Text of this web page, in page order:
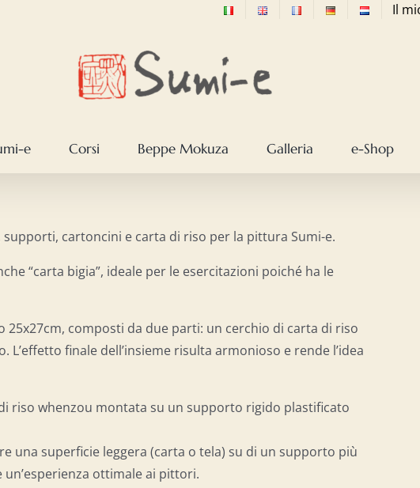
Il
e Corsi Beppe Mokuza Galleria e-Shop
cartoncini e carta di riso per la pittura Sumi-e.
“carta bigia”, ideale per le esercitazioni poiché ha le
composti da due parti: un cerchio di carta di riso
finale dell’insieme risulta armonioso e rende l’idea
riso whenzou montata su un supporto rigido plastificato
una superficie leggera (carta o tela) su di un supporto più
ottimale ai pittori.